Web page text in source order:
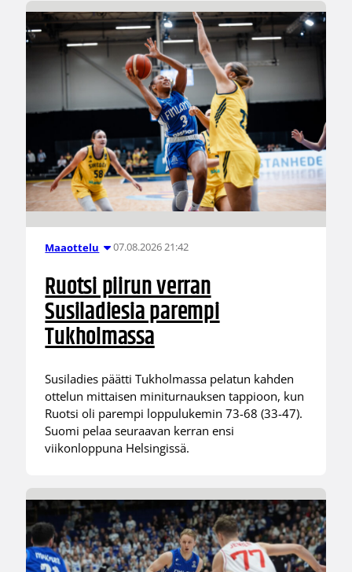
Maaottelu 07.08.2026 21:42
Ruotsi piirun verran
Susiladiesia parempi
Tukholmassa
Susiladies päätti Tukholmassa pelatun kahden
ottelun mittaisen miniturnauksen tappioon, kun
Ruotsi oli parempi loppulukemin 73-68 (33-47).
Suomi pelaa seuraavan kerran ensi
viikonloppuna Helsingissä.